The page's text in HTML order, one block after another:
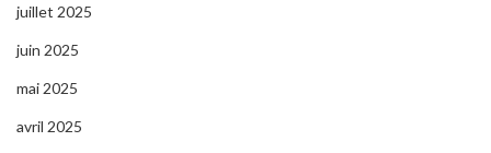
juillet 2025
juin 2025
mai 2025
avril 2025